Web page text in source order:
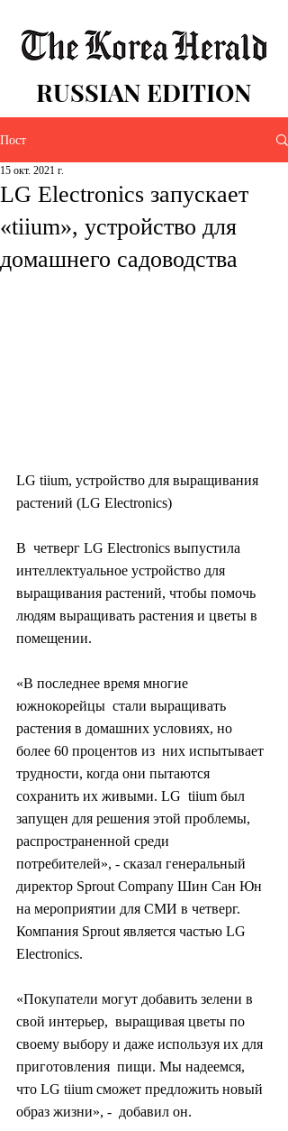
RUSSIAN EDITION
Пост
LG Electronics запускает
«tiium», устройство для
домашнего садоводства
15 окт. 2021 г.
LG tiium, устройство для выращивания
растений (LG Electronics)
В  четверг LG Electronics выпустила
интеллектуальное устройство для
выращивания растений, чтобы помочь
людям выращивать растения и цветы в
помещении.
«В последнее время многие
южнокорейцы  стали выращивать
растения в домашних условиях, но
более 60 процентов из  них испытывает
трудности, когда они пытаются
сохранить их живыми. LG  tiium был
запущен для решения этой проблемы,
распространенной среди
потребителей», - сказал генеральный
директор Sprout Company Шин Сан Юн
на мероприятии для СМИ в четверг.
Компания Sprout является частью LG
Electronics.
«Покупатели могут добавить зелени в
свой интерьер,  выращивая цветы по
своему выбору и даже используя их для
приготовления  пищи. Мы надеемся,
что LG tiium сможет предложить новый
образ жизни», -  добавил он.